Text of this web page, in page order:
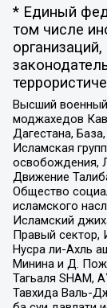
* Единый
том числе
Высший
моджахедов
Дагестана,
Исламская
освобождения,
Движение
Общество
исламского
Исламский
Правый сектор,
Нусра ли-Ахль
Минина и Д.
Тагьаля SHAM,
Тавхида Валь-